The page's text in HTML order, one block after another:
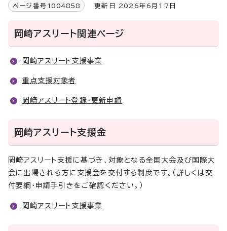
ページ番号 1004858 更新日 2026年6月17日
岡崎アスリート関連ページ
岡崎アスリート支援事業
重点支援対象者
岡崎アスリート登録・更新申請
岡崎アスリート支援金
岡崎アスリート支援に基づき、対象となる全国大会及び国際大
会に出場される方に支援金を交付する制度です。（詳しくは交
付要綱・申請手引きをご確認ください。）
岡崎アスリート支援事業